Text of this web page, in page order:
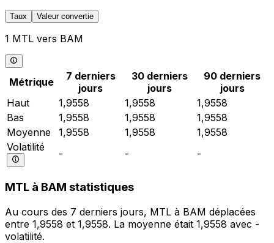
Taux Valeur convertie
1 MTL vers BAM
Métrique
7 derniers
jours
30 derniers
jours
90 derniers
jours
Haut
1,9558 1,9558
1,9558
Bas
1,9558 1,9558
1,9558
Moyenne
1,9558 1,9558
1,9558
Volatilité
- - -
MTL à BAM statistiques
Au cours des 7 derniers jours, MTL à BAM déplacées
entre 1,9558 et 1,9558. La moyenne était 1,9558 avec -
volatilité.